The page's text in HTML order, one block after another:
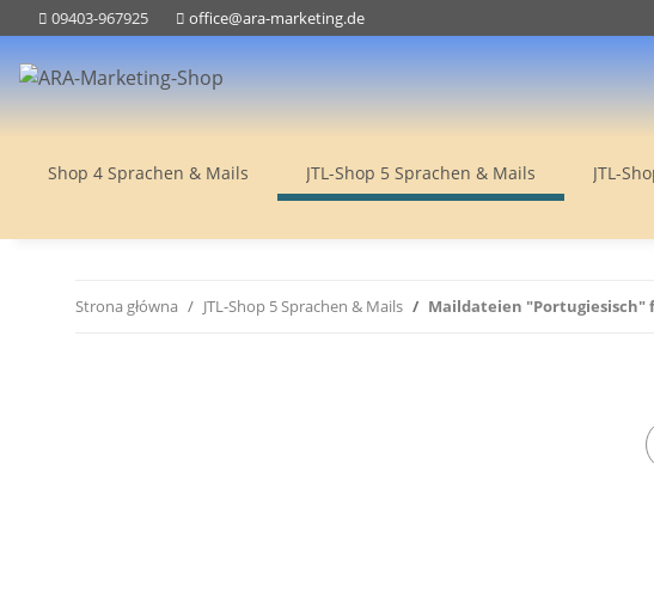
09403-967925 office@ara-marketing.de
Shop 4 Sprachen & Mails JTL-Shop 5 Sprachen & Mails JTL-
Strona główna JTL-Shop 5 Sprachen & Mails Maildateien "Portugiesisch"